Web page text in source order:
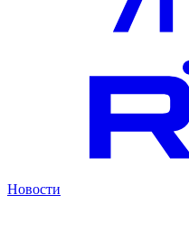
Новости